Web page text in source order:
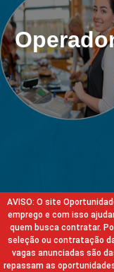
AVISO: O site
emprego e com isso
quem busca contratar.
seleção ou contratação
vagas anunciadas são
repassam as